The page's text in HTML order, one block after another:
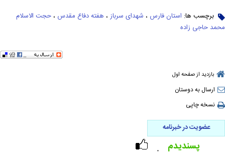
برچسب ها: استان فارس ، شهدای سرباز ، هفته دفاع مقدس ، حجت الاسلام
محمد حاجی زاده
بازدید از صفحه اول
ارسال به دوستان
نسخه چاپی
عضویت در خبرنامه
۰ پسندیدم